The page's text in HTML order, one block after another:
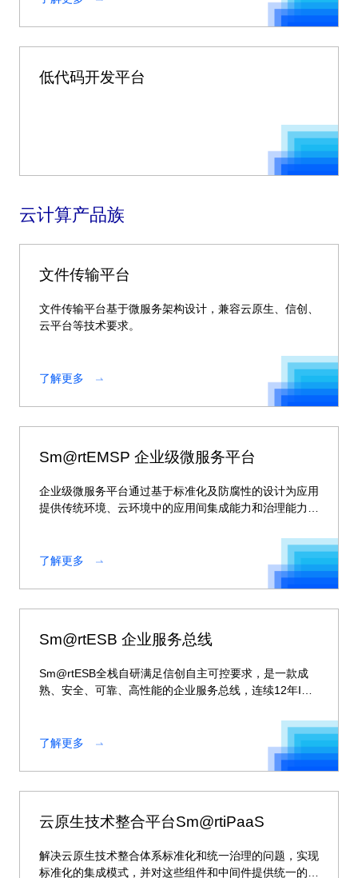
低代码开发平台
云计算产品族
文件传输平台
文件传输平台基于微服务架构设计，兼容云原生、信创、
云平台等技术要求。
了解更多
Sm@rtEMSP 企业级微服务平台
企业级微服务平台通过基于标准化及防腐性的设计为应用
提供传统环境、云环境中的应用间集成能力和治理能力。
动化、智能化的自主可控、安全可靠的多模一体化集成解
决方案。 通过基础平台建设，可以为云上、云下系统，
新建核心系统及外围系统等不同异构系统提供统一的桥梁
与通道，实现新核心对外提供服务的接口适配，实现各系
统间的交互。
了解更多
Sm@rtESB 企业服务总线
Sm@rtESB全栈自研满足信创自主可控要求，是一款成
熟、安全、可靠、高性能的企业服务总线，连续12年IDC
了解更多
云原生技术整合平台Sm@rtiPaaS
解决云原生技术整合体系标准化和统一治理的问题，实现
标准化的集成模式，并对这些组件和中间件提供统一的治